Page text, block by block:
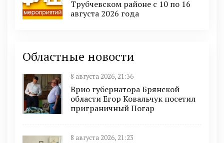
Трубчевском районе с 10 по 16
августа 2026 года
Областные новости
8 августа 2026, 21:36
Врио губернатора Брянской
области Егор Ковальчук посетил
приграничный Погар
8 августа 2026, 21:23